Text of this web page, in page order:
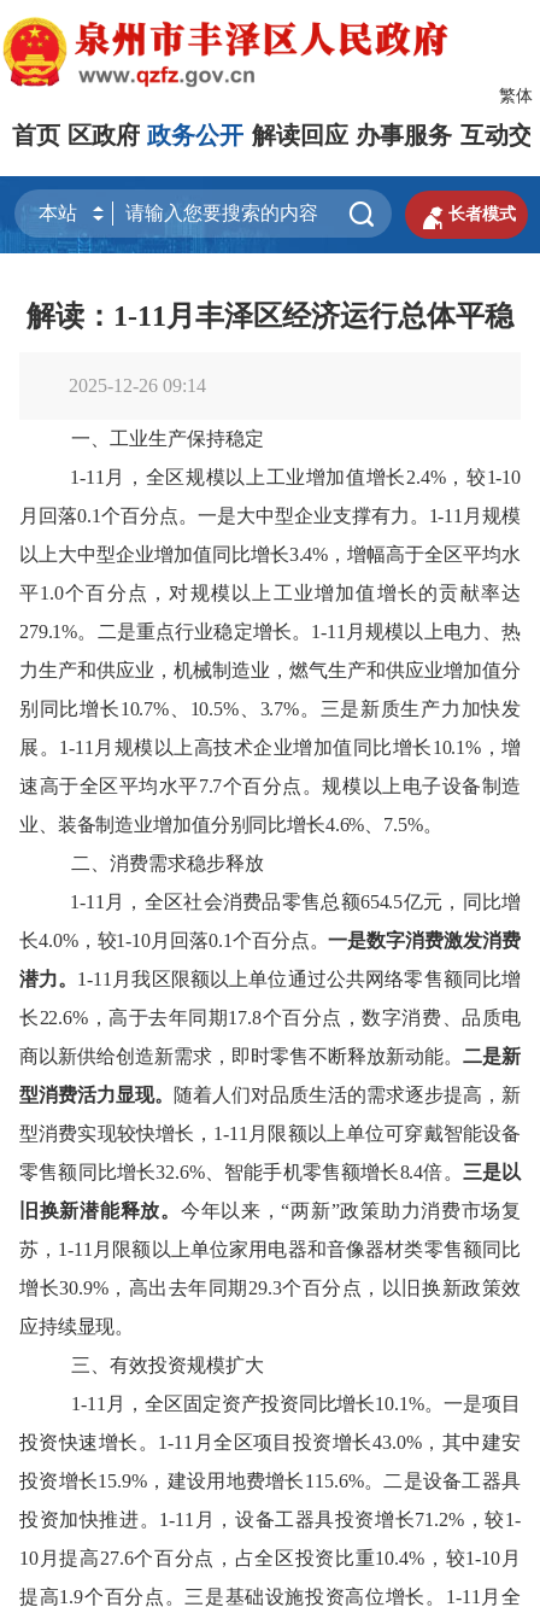
繁体
首页 区政府 政务公开 解读回应 办事服务 互动交
  长者模式
解读：1-11月丰泽区经济运行总体平稳
2025-12-26 09:14
一 工业生产保持稳定
1-11月，全区规模以上工业增加值增长2.4%，较1-10
月回落0.1个百分点。 一是大中型企业支撑有力。 1-11月规模
以上大中型企业增加值同比增长3.4%，增幅高于全区平均水
平1.0个百分点，对规模以上工业增加值增长的贡献率达
279.1%。二是重点行业稳定增长。 1-11月规模以上电力、热
力生产和供应业，机械制造业，燃气生产和供应业增加值分
别同比增长10.7%、10.5%、3.7%。三是新质生产力加快发
展。 1-11月 规模以上高技术企业增加值同比增长10.1%，增
速高于全区平均水平7.7个百分点。规模以上电子设备制造
业、装备制造业增加值分别同比增长4.6%、7.5%。
二
消费需求稳步释放
1-11月
，全区社会消费品零售总额654.5亿元，同比增
长4.0%，较1-10月 回落0.1个百分点。一是数字消费激发消费
潜力。 1-11月我区限额以上单位通过公共网络零售额同比增
长22.6%，高于去年同期17.8个百分点 ，数字消费、品质电
商以新供给创造新需求，即时零售不断释放新动能。二是新
型消费活力显现。
随着人们对品质生活的需求逐步提高，新
型消费实现较快增长， 1-11月 限额以上单位可穿戴智能设备
零售额同比增长32.6%、智能手机零售额增长8.4倍。 三是以
旧换新潜能释放。 今年以来，“两新”政策助力消费市场复
苏 ， 1-11月 限额以上单位家用电器和音像器材类零售额同比
增长30.9%， 高出去年同期 29.3个百分点 ，以旧换新政策效
应持续显现。
三
有效投资规模扩大
1-11 月，全区固定资产投资同比增长10.1%。 一是项目
投资快速增长。 1-11 月全区项目投资增长43.0%，其中建安
投资增长15.9%，建设用地费增长115.6%。二是设备工器具
投资加快推进。1-11 月，设备工器具投资增长71.2%，较1-
10月提高27.6个百分点， 占全区投资比重10.4% ，较1-10月
提高1.9个百分点 。三是基础设施投资高位增长 。 1-11 月全